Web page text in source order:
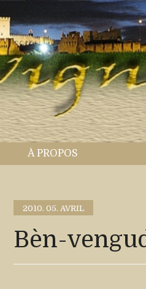
À PROPOS
2010. 05. AVRIL
Bèn-